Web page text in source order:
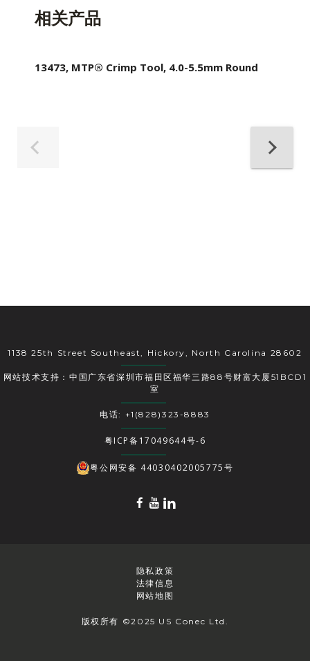
相关产品
13473, MTP® Crimp Tool, 4.0-5.5mm Round
1138 25th Street Southeast, Hickory, North Carolina 28602
网站技术支持：中国广东省深圳市福田区福华三路88号财富大厦51BCD1
室
电话: +1(828)323-8883
粤ICP备17049644号-6
粤公网安备 44030402005775号
版权所有 ©2025 US Conec Ltd.
隐私政策
法律信息
网站地图